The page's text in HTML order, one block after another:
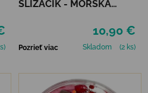
SLIZÁČIK - MORSKÁ
10,90 €
Pozrieť viac Skladom (2 ks)